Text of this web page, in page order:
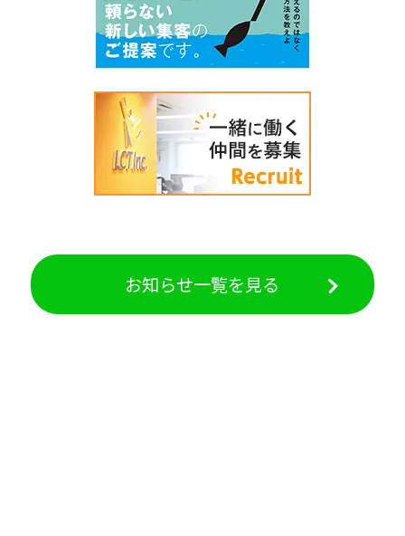
お知らせ一覧を見る